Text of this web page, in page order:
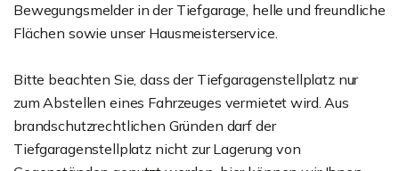
Bewegungsmelder in der Tiefgarage, helle und freundliche
Flächen sowie unser Hausmeisterservice.
Bitte beachten Sie, dass der Tiefgaragenstellplatz nur
zum Abstellen eines Fahrzeuges vermietet wird. Aus
brandschutzrechtlichen Gründen darf der
Tiefgaragenstellplatz nicht zur Lagerung von